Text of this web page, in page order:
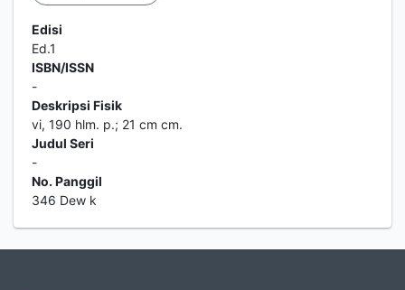
Edisi
Ed.1
ISBN/ISSN
-
Deskripsi Fisik
vi, 190 hlm. p.; 21 cm cm.
Judul Seri
-
No. Panggil
346 Dew k